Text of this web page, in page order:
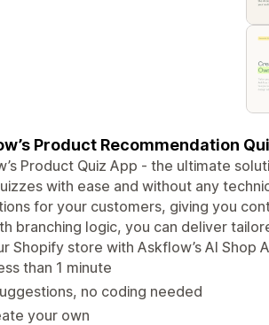
Product Recommendation
Product Quiz App - the ultimate
with ease and without any
for your customers, giving you
branching logic, you can deliver
store with Askflow’s AI Shop
than 1 minute
no coding needed
your own